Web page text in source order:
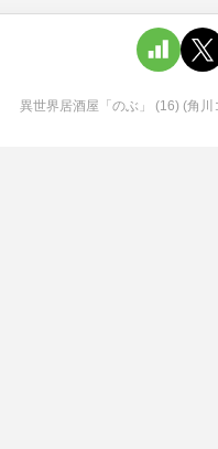
異世界居酒屋「のぶ」 (16) (角川